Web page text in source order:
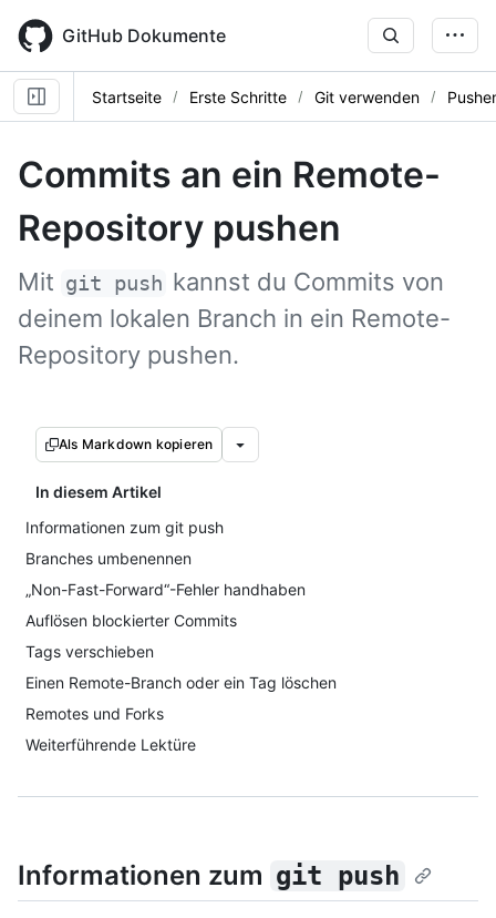
main
content
GitHub Dokumente
Startseite Erste Schritte Git verwenden
Commits an ein Remote-
Repository pushen
Mit git push kannst du Commits von
deinem lokalen Branch in ein Remote-
Repository pushen.
Als Markdown kopieren
In diesem Artikel
Informationen zum git push
Branches umbenennen
„Non-Fast-Forward“-Fehler handhaben
Auflösen blockierter Commits
Tags verschieben
Einen Remote-Branch oder ein Tag löschen
Remotes und Forks
Weiterführende Lektüre
Informationen zum git push